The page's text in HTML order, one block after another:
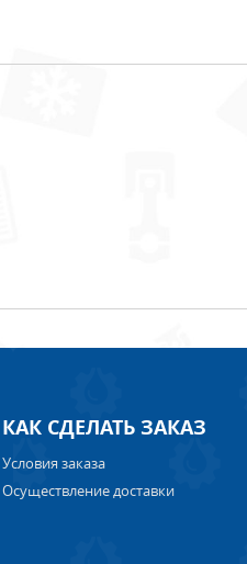
КАК СДЕЛАТЬ ЗАКАЗ
Условия заказа
Осуществление доставки